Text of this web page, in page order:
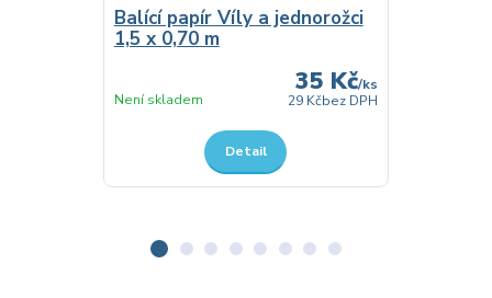
Balící papír Víly a jednorožci
1,5 x 0,70 m
35 Kč/ks
29 Kčbez DPH
Není skladem
Detail